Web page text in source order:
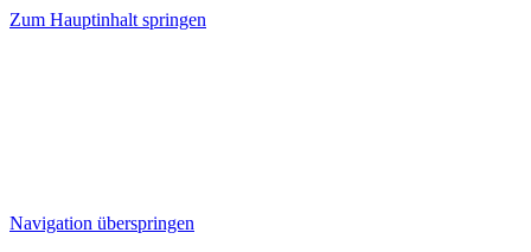
Zum Hauptinhalt springen
Navigation überspringen